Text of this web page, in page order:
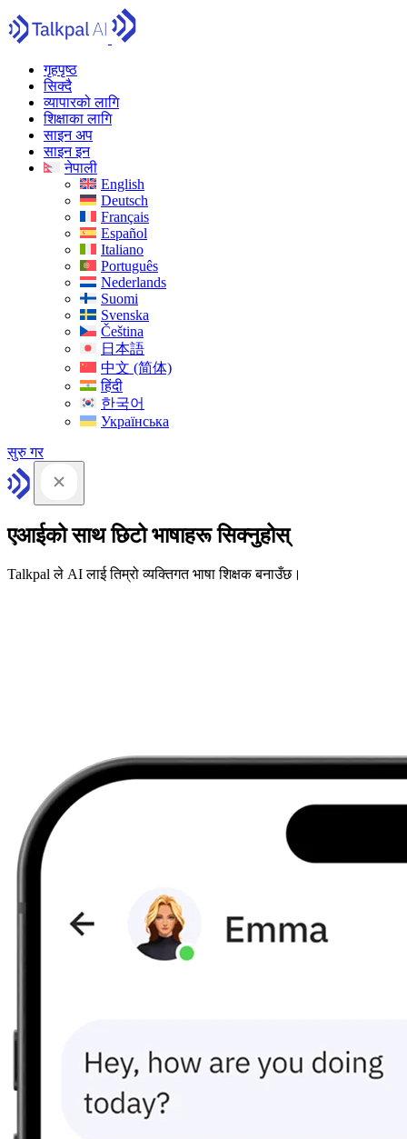
गृहपृष्ठ
सिक्दै
व्यापारको लागि
शिक्षाका लागि
साइन अप
साइन इन
नेपाली
English
Deutsch
Français
Español
Italiano
Português
Nederlands
Suomi
Svenska
Čeština
日本語
中文 (简体)
हिंदी
한국어
Українська
सुरु गर
एआईको साथ छिटो भाषाहरू सिक्नुहोस्
Talkpal ले AI लाई तिम्रो व्यक्तिगत भाषा शिक्षक बनाउँछ।